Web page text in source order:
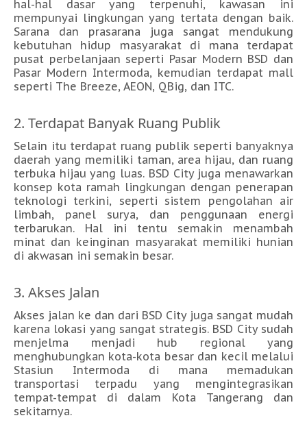
hal-hal dasar yang terpenuhi, kawasan ini
mempunyai lingkungan yang tertata dengan baik.
Sarana dan prasarana juga sangat mendukung
kebutuhan hidup masyarakat di mana terdapat
pusat perbelanjaan seperti Pasar Modern BSD dan
Pasar Modern Intermoda, kemudian terdapat mall
seperti The Breeze, AEON, QBig, dan ITC.
2. Terdapat Banyak Ruang Publik
Selain itu terdapat ruang publik seperti banyaknya
daerah yang memiliki taman, area hijau, dan ruang
terbuka hijau yang luas. BSD City juga menawarkan
konsep kota ramah lingkungan dengan penerapan
teknologi terkini, seperti sistem pengolahan air
limbah, panel surya, dan penggunaan energi
terbarukan. Hal ini tentu semakin menambah
minat dan keinginan masyarakat memiliki hunian
di akwasan ini semakin besar.
3. Akses Jalan
Akses jalan ke dan dari BSD City juga sangat mudah
karena lokasi yang sangat strategis. BSD City sudah
menjelma menjadi hub regional yang
menghubungkan kota-kota besar dan kecil melalui
Stasiun Intermoda di mana memadukan
transportasi terpadu yang mengintegrasikan
tempat-tempat di dalam Kota Tangerang dan
sekitarnya.